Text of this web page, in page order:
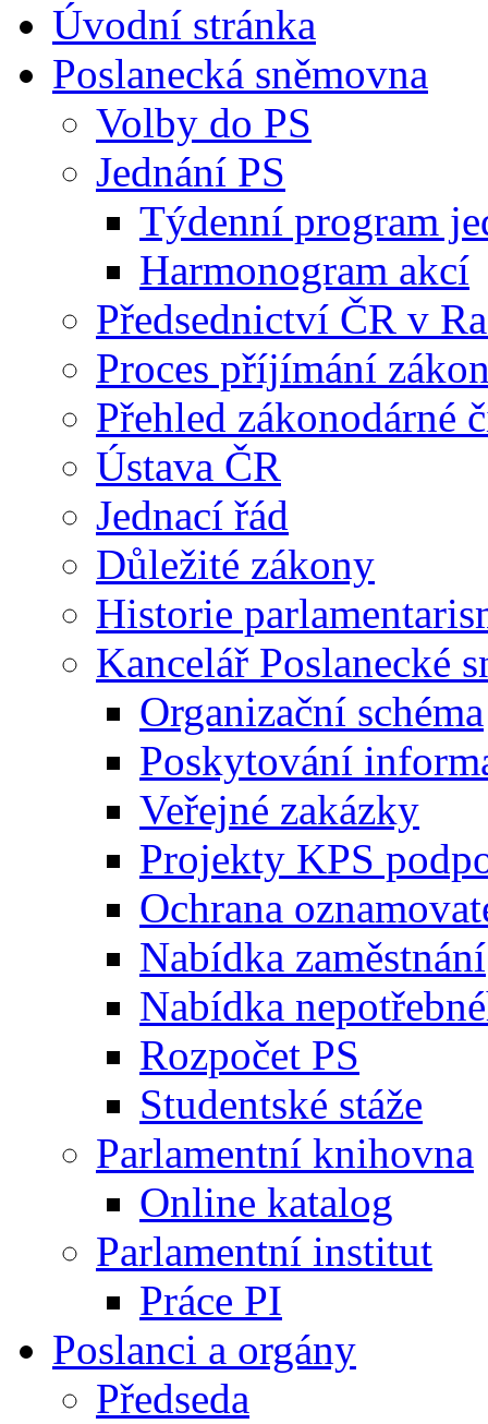
Úvodní stránka
Poslanecká sněmovna
Volby do PS
Jednání PS
Týdenní program
Harmonogram akcí
Předsednictví ČR v
Proces příjímání
Přehled zákonodárné
Ústava ČR
Jednací řád
Důležité zákony
Historie
Kancelář Poslanecké
Organizační schéma
Poskytování
Veřejné zakázky
Projekty KPS
Ochrana
Nabídka zaměstnání
Nabídka
Rozpočet PS
Studentské stáže
Parlamentní knihovna
Online katalog
Parlamentní institut
Práce PI
Poslanci a orgány
Předseda